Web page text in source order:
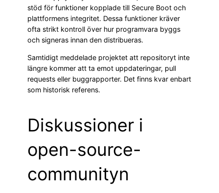
stöd för funktioner kopplade till Secure Boot och
plattformens integritet. Dessa funktioner kräver
ofta strikt kontroll över hur programvara byggs
och signeras innan den distribueras.
Samtidigt meddelade projektet att repositoryt inte
längre kommer att ta emot uppdateringar, pull
requests eller buggrapporter. Det finns kvar enbart
som historisk referens.
Diskussioner i
open-source-
communityn